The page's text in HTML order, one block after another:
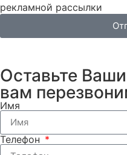
рекламной рассылки
Оставьте
вам
Имя
Телефон